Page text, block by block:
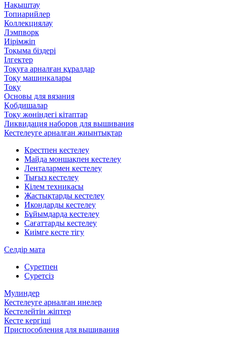
Нақыштау
Топиарийлер
Коллекциялау
Лэмпворк
Иірімжіп
Тоқыма біздері
Ілгектер
Тоқуға арналған құралдар
Тоқу машинкалары
Тоқу
Основы для вязания
Қобдишалар
Тоқу жөніндегі кітаптар
Ликвидация наборов для вышивания
Кестелеуге арналған жиынтықтар
Крестпен кестелеу
Майда моншақпен кестелеу
Ленталармен кестелеу
Тығыз кестелеу
Кілем техникасы
Жастықтарды кестелеу
Икондарды кестелеу
Бұйымдарда кестелеу
Сағаттарды кестелеу
Киімге кесте тігу
Селдір мата
Суретпен
Суретсіз
Мулиндер
Кестелеуге арналған инелер
Кестелейтін жіптер
Кесте кергіші
Приспособления для вышивания